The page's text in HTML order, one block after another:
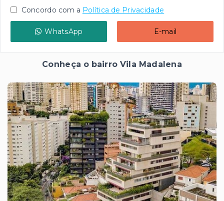
Concordo com a Política de Privacidade
WhatsApp E-mail
Conheça o bairro Vila Madalena